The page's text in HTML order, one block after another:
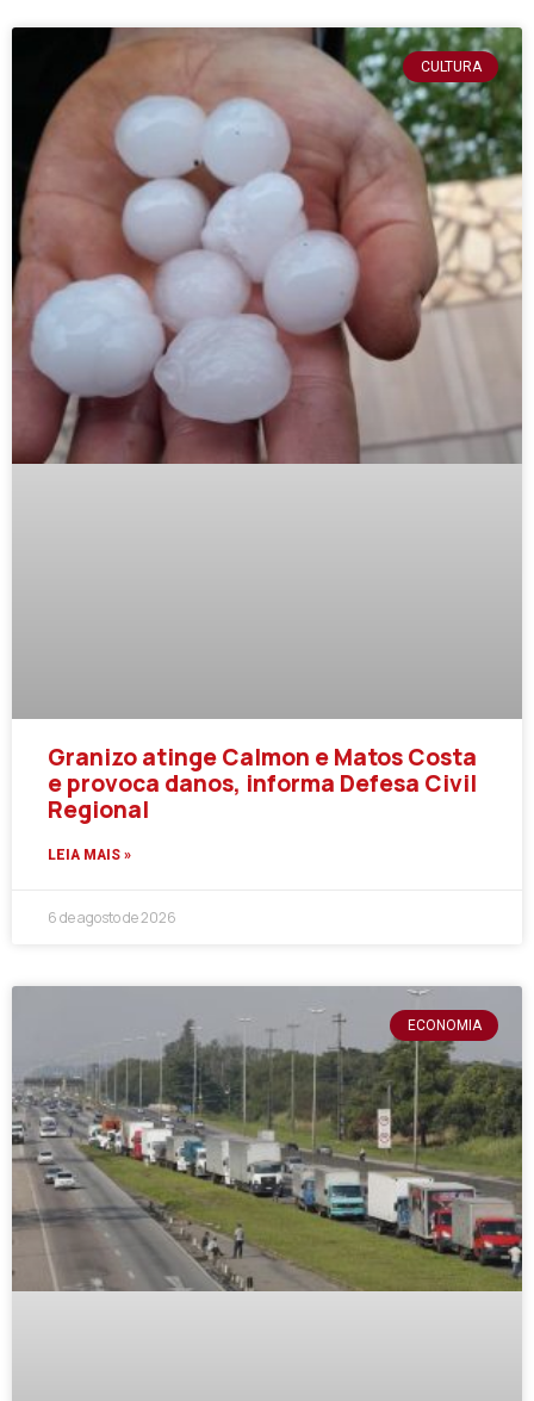
CULTURA
Granizo atinge Calmon e Matos Costa
e provoca danos, informa Defesa Civil
Regional
LEIA MAIS »
6 de agosto de 2026
ECONOMIA